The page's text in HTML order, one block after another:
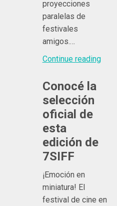
proyecciones
paralelas de
festivales
amigos.…
Continue reading
Conocé la
selección
oficial de
esta
edición de
7SIFF
¡Emoción en
miniatura! El
festival de cine en